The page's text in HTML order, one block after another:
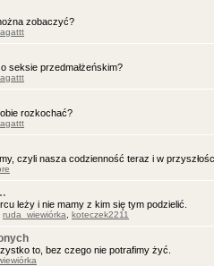
zobaczyć?
agattt
seksie przedmałżeńskim?
agattt
rozkochać?
agattt
czyli nasza codzienność teraz i w
leży i nie mamy z kim się tym podzielić.
ruda_wiewiórka koteczek2211
to, bez czego nie potrafimy żyć.